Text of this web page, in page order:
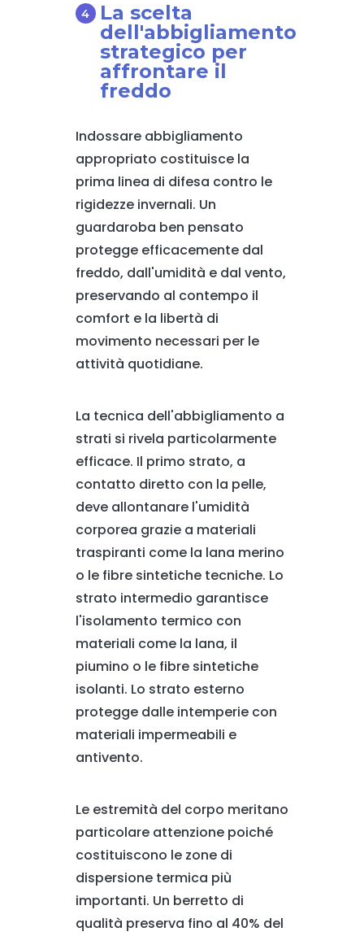
La scelta
dell'abbigliamento
strategico per
affrontare il
freddo
Indossare abbigliamento
appropriato costituisce la
prima linea di difesa contro le
rigidezze invernali. Un
guardaroba ben pensato
protegge efficacemente dal
freddo, dall'umidità e dal vento,
preservando al contempo il
comfort e la libertà di
movimento necessari per le
attività quotidiane.
La tecnica dell'abbigliamento a
strati si rivela particolarmente
efficace. Il primo strato, a
contatto diretto con la pelle,
deve allontanare l'umidità
corporea grazie a materiali
traspiranti come la lana merino
o le fibre sintetiche tecniche. Lo
strato intermedio garantisce
l'isolamento termico con
materiali come la lana, il
piumino o le fibre sintetiche
isolanti. Lo strato esterno
protegge dalle intemperie con
materiali impermeabili e
antivento.
Le estremità del corpo meritano
particolare attenzione poiché
costituiscono le zone di
dispersione termica più
importanti. Un berretto di
qualità preserva fino al 40% del